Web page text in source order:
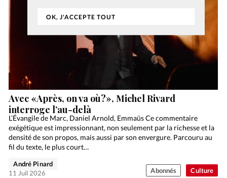
OK, J'ACCEPTE TOUT
Culture
Avec «Après, on va où?», Michel Rivard
interroge l’au-delà
L’Évangile de Marc, Daniel Arnold, Emmaüs Ce commentaire
exégétique est impressionnant, non seulement par la richesse et la
densité de son propos, mais aussi par son envergure. Parcouru au
fil du texte, le plus court…
André Pinard
11 Juil 2026
Abonnés